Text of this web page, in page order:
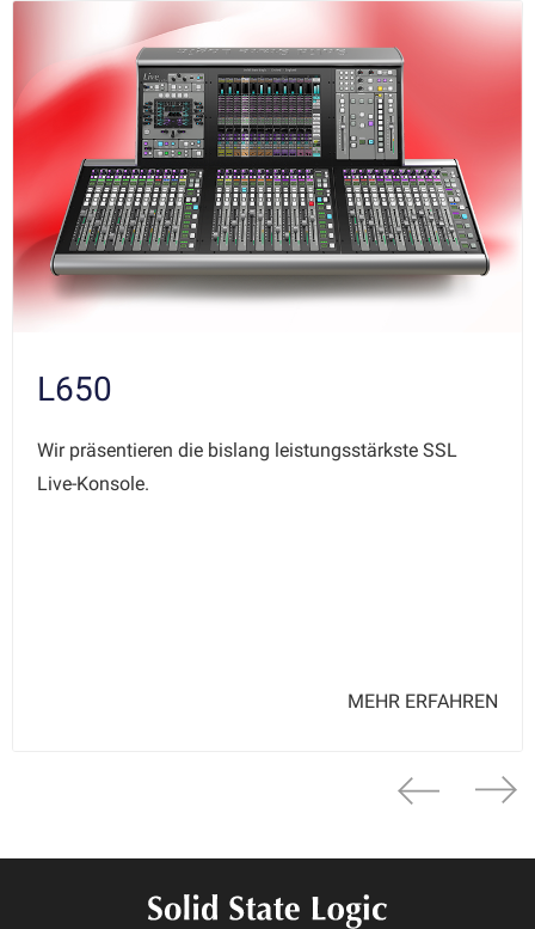
L650
Wir präsentieren die bislang leistungsstärkste SSL
Live-Konsole.
MEHR ERFAHREN